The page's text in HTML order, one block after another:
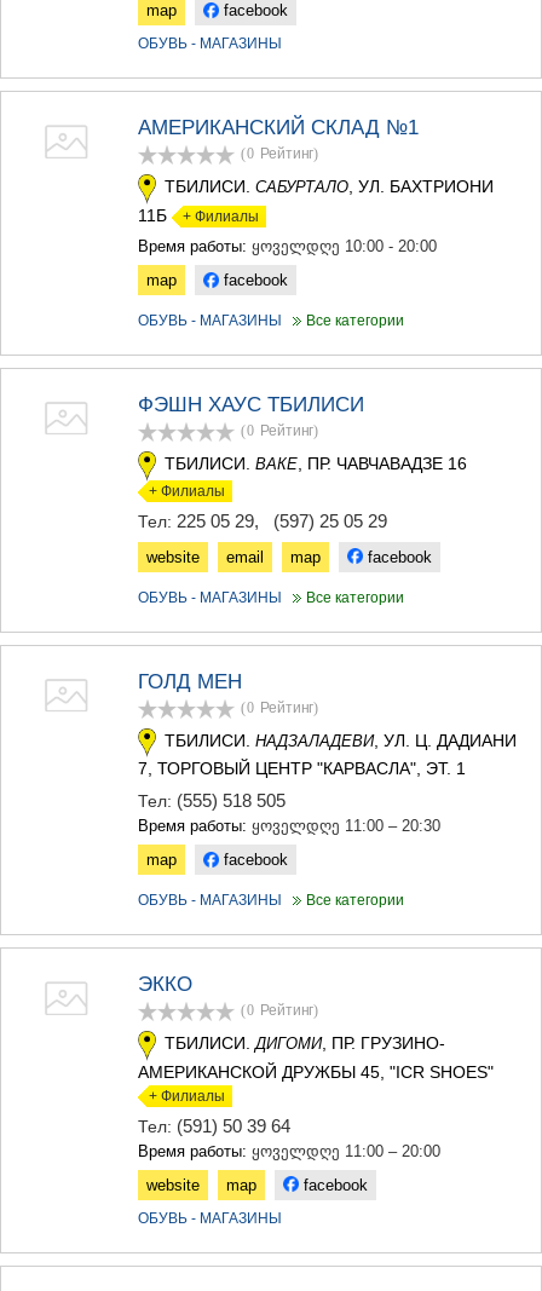
map facebook
ОБУВЬ - МАГАЗИНЫ
АМЕРИКАНСКИЙ СКЛАД №1
(0 Рейтинг)
ТБИЛИСИ. САБУРТАЛО, УЛ. БАХТРИОНИ
11Б + Филиалы
Время работы: ყოველდღე 10:00 - 20:00
map
facebook
ОБУВЬ - МАГАЗИНЫ Все категории
ФЭШН ХАУС ТБИЛИСИ
(0 Рейтинг)
ТБИЛИСИ. ВАКЕ , ПР. ЧАВЧАВАДЗЕ 16
+ Филиалы
Тел: 225 05 29, (597) 25 05 29
website email map facebook
ОБУВЬ - МАГАЗИНЫ Все категории
ГОЛД МЕН
(0 Рейтинг)
ТБИЛИСИ. НАДЗАЛАДЕВИ, УЛ. Ц. ДАДИАНИ
7, ТОРГОВЫЙ ЦЕНТР "КАРВАСЛА", ЭТ. 1
Тел: (555) 518 505
Время работы: ყოველდღე 11:00 – 20:30
map
facebook
ОБУВЬ - МАГАЗИНЫ Все категории
ЭККО
(0 Рейтинг)
ТБИЛИСИ.ДИГОМИ, ПР. ГРУЗИНО-
АМЕРИКАНСКОЙ ДРУЖБЫ 45, "ICR SHOES"
+ Филиалы
Тел: (591) 50 39 64
Время работы: ყოველდღე 11:00 – 20:00
website
map facebook
ОБУВЬ - МАГАЗИНЫ